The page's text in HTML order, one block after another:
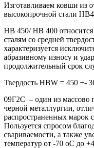
Изготавливаем ковши из
высокопрочной стали
HB 450/ HB 400
сталям со средней
характеризуется
абразивному износу и
продолжительный срок
Твердость HBW = 450 +-
09Г2С – один из массово
черной металлургии,
распространенных марок
Пользуется спросом
свариваемости, а также
температур от -70 оС до